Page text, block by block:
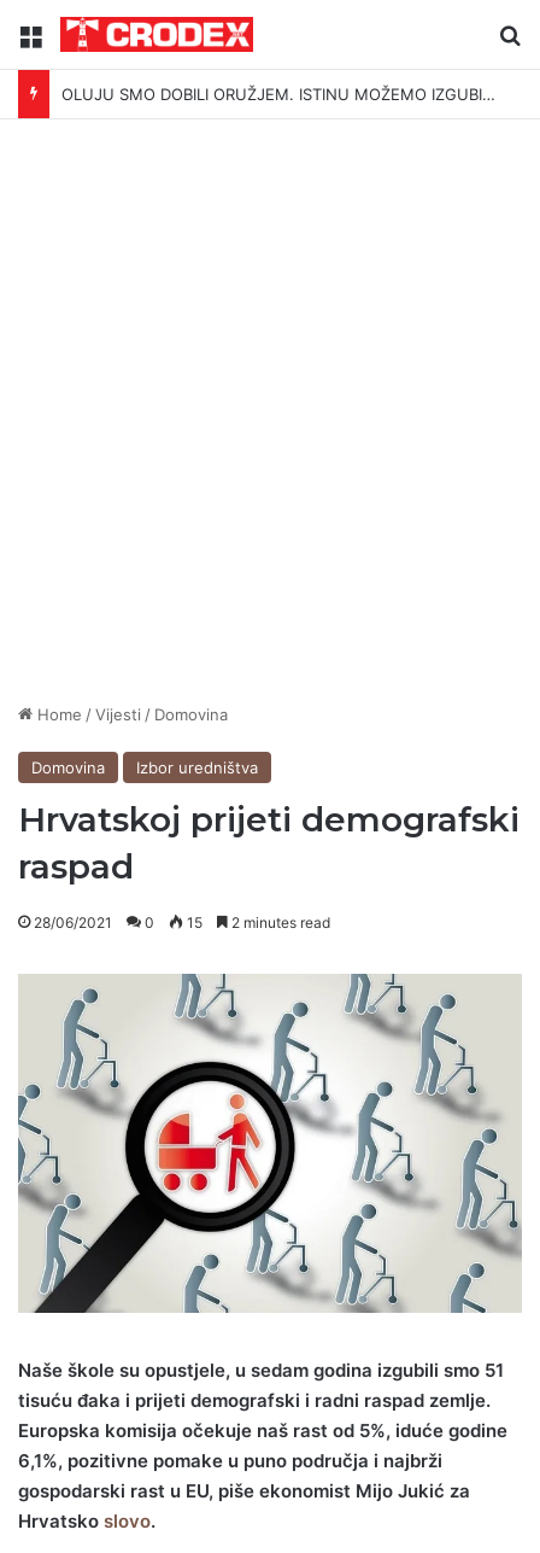
Menu
OLUJU SMO DOBILI ORUŽJEM. ISTINU MOŽEMO IZGUBITI ŠUTNJOM.
Home /Vijesti / Domovina
Domovina Izbor uredništva
Hrvatskoj prijeti demografski
raspad
28/06/2021 0 15 2 minutes read
Naše škole su opustjele, u sedam godina izgubili smo 51
tisuću đaka i prijeti demografski i radni raspad zemlje.
Europska komisija očekuje naš rast od 5%, iduće godine
6,1%, pozitivne pomake u puno područja i najbrži
gospodarski rast u EU, piše ekonomist Mijo Jukić za
Hrvatsko slovo.